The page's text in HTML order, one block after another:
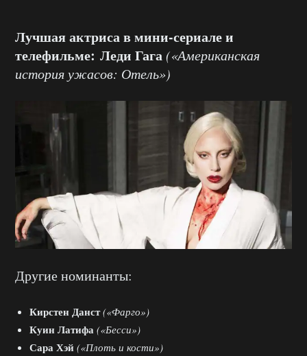
Лучшая актриса в мини-сериале и
телефильме: Леди Гага(«Американская
история ужасов: Отель»)
Другие номинанты:
Кирстен Данст («Фарго»)
Куин Латифа («Бесси»)
Сара Хэй («Плоть и кости»)